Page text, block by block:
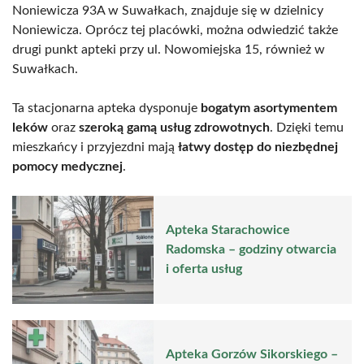
Noniewicza 93A w Suwałkach, znajduje się w dzielnicy
Noniewicza. Oprócz tej placówki, można odwiedzić także
drugi punkt apteki przy ul. Nowomiejska 15, również w
Suwałkach.
Ta stacjonarna apteka dysponuje bogatym asortymentem
leków oraz szeroką gamą usług zdrowotnych. Dzięki temu
mieszkańcy i przyjezdni mają łatwy dostęp do niezbędnej
pomocy medycznej.
Apteka Starachowice
Radomska – godziny otwarcia
i oferta usług
Apteka Gorzów Sikorskiego –